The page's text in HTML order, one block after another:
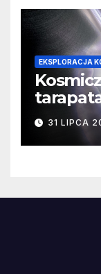
EKSPLORACJA
jest
31 LIPCA